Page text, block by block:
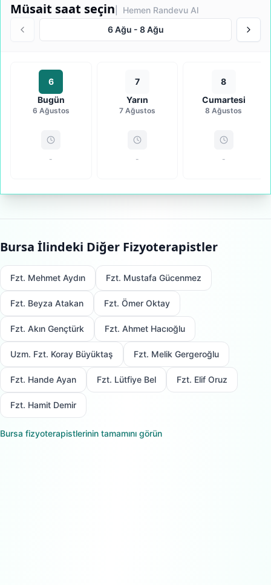
Müsait saat seçin | Hemen Randevu Al
6 Ağu - 8 Ağu
6
Bugün
6 Ağustos
-
7
Yarın
7 Ağustos
-
8
Cumartesi
8 Ağustos
-
Bursa İlindeki Diğer Fizyoterapistler
Fzt. Mehmet Aydın Fzt. Mustafa Gücenmez
Fzt. Beyza Atakan Fzt. Ömer Oktay
Fzt. Akın Gençtürk Fzt. Ahmet Hacıoğlu
Uzm. Fzt. Koray Büyüktaş Fzt. Melik Gergeroğlu
Fzt. Hande Ayan Fzt. Lütfiye Bel Fzt. Elif Oruz
Fzt. Hamit Demir
Bursa fizyoterapistlerinin tamamını görün